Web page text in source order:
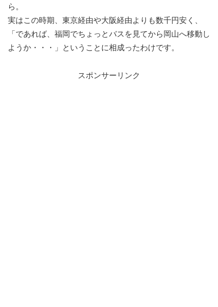
ら。
実はこの時期、東京経由や大阪経由よりも数千円安く、
「であれば、福岡でちょっとバスを見てから岡山へ移動し
ようか・・・」ということに相成ったわけです。
スポンサーリンク